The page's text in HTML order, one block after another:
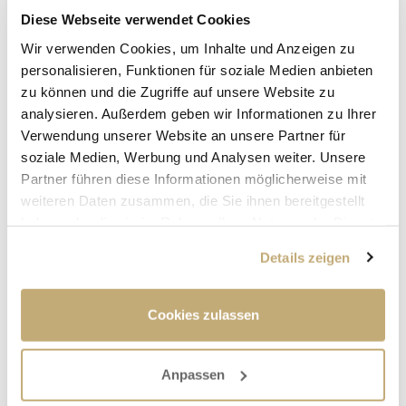
Diese Webseite verwendet Cookies
Wir verwenden Cookies, um Inhalte und Anzeigen zu
personalisieren, Funktionen für soziale Medien anbieten
zu können und die Zugriffe auf unsere Website zu
analysieren. Außerdem geben wir Informationen zu Ihrer
Verwendung unserer Website an unsere Partner für
soziale Medien, Werbung und Analysen weiter. Unsere
Partner führen diese Informationen möglicherweise mit
weiteren Daten zusammen, die Sie ihnen bereitgestellt
Details zeigen
Cookies zulassen
Anpassen
im Live-Fernsehen verpasst hat, kann bequem
auf die TVO-Mediathek zurückgreifen.